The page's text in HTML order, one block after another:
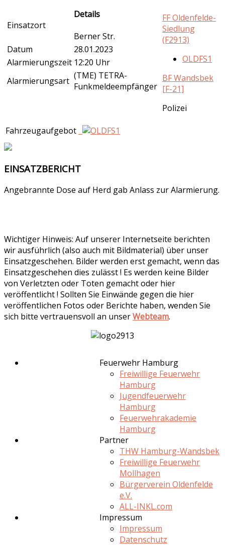
Einsatzort
Details
Berner Str.
Datum
28.01.2023
Alarmierungszeit 12:20 Uhr
Alarmierungsart (TME) TETRA-
Funkmeldeempfänger
FF Oldenfelde-
Siedlung
(F2913)
OLDFS1
BF Wandsbek
[F-21]
Polizei
Fahrzeugaufgebot
EINSATZBERICHT
Angebrannte Dose auf Herd gab Anlass zur Alarmierung.
Wichtiger Hinweis: Auf unserer Internetseite berichten
wir ausführlich (also auch mit Bildmaterial) über unser
Einsatzgeschehen. Bilder werden erst gemacht, wenn das
Einsatzgeschehen dies zulässt ! Es werden keine Bilder
von Verletzten oder Toten gemacht oder hier
veröffentlicht ! Sollten Sie Einwände gegen die hier
veröffentlichen Fotos oder Berichte haben, wenden Sie
sich bitte vertrauensvoll an unserWebteam.
Feuerwehr Hamburg
Freiwillige Feuerwehr
Hamburg
Jugendfeuerwehr
Hamburg
Feuerwehrakademie
Hamburg
Partner
THW Hamburg-Wandsbek
Freiwillige Feuerwehr
Mollhagen
Bürgerverein Oldenfelde
e.V.
ALL-INKL.com
Impressum
Impressum
Datenschutz